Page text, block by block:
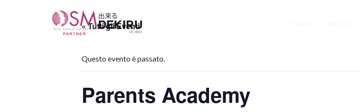
« Tutti gli Eventi
Questo evento è passato.
Parents Academy